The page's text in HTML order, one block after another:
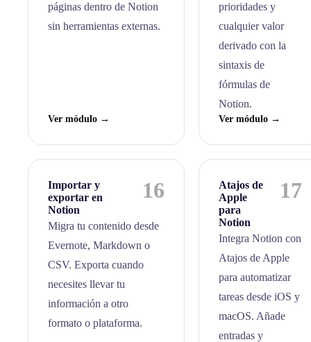
páginas dentro de Notion
sin herramientas externas.
Ver módulo →
prioridades y
cualquier valor
derivado con la
sintaxis de
fórmulas de
Notion.
Ver módulo →
Importar y
exportar en
Notion
16
Migra tu contenido desde
Evernote, Markdown o
CSV. Exporta cuando
necesites llevar tu
información a otro
formato o plataforma.
Atajos de
Apple
para
Notion
17
Integra Notion con
Atajos de Apple
para automatizar
tareas desde iOS y
macOS. Añade
entradas y